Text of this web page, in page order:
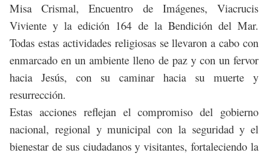
Misa Crismal, Encuentro de Imágenes, Viacrucis
Viviente y la edición 164 de la Bendición del Mar.
Todas estas actividades religiosas se llevaron a cabo con
enmarcado en un ambiente lleno de paz y con un fervor
hacia Jesús, con su caminar hacia su muerte y
resurrección.
Estas acciones reflejan el compromiso del gobierno
nacional, regional y municipal con la seguridad y el
bienestar de sus ciudadanos y visitantes, fortaleciendo la